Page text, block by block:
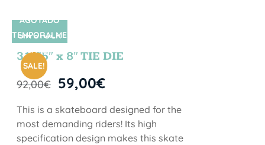
SIN STOCK
SALE!
AGOTADO
TEMPORALME
NTE
31.75″ x 8″ TIE DIE
92,00€ 59,00€
This is a skateboard designed for the
most demanding riders! Its high
specification design makes this skate